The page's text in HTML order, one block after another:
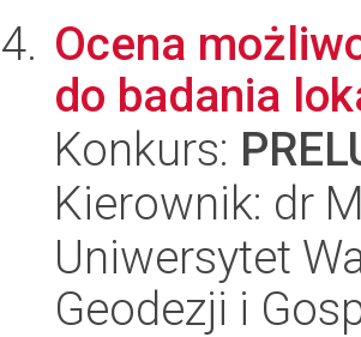
Ocena
do badania
Konkurs:
Kierownik: dr
Uniwersytet
Geodezji i